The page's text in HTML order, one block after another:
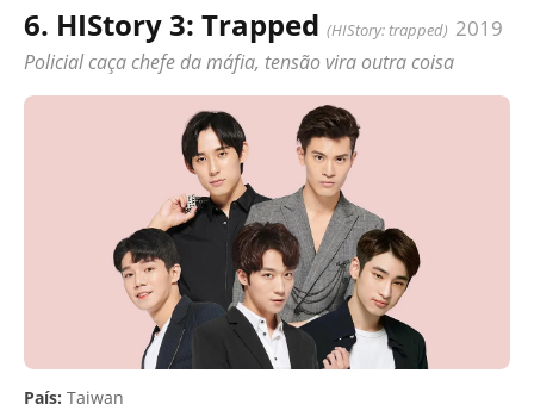
6. HIStory 3: Trapped (HIStory: trapped) 2019
Policial caça chefe da máfia, tensão vira outra coisa
País: Taiwan